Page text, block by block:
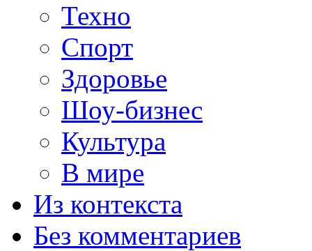
Техно
Спорт
Здоровье
Шоу-бизнес
Культура
В мире
Из контекста
Без комментариев